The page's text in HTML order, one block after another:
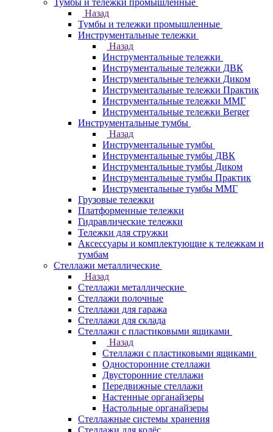
Тумбы и тележки промышленные
Назад
Тумбы и тележки промышленные
Инструментальные тележки
Назад
Инструментальные тележки
Инструментальные тележки ДВК
Инструментальные тележки Диком
Инструментальные тележки Практик
Инструментальные тележки ММГ
Инструментальные тележки Berger
Инструментальные тумбы
Назад
Инструментальные тумбы
Инструментальные тумбы ДВК
Инструментальные тумбы Диком
Инструментальные тумбы Практик
Инструментальные тумбы ММГ
Грузовые тележки
Платформенные тележки
Гидравлические тележки
Тележки для стружки
Аксесcуары и комплектующие к тележкам и
тумбам
Стеллажи металлические
Назад
Стеллажи металлические
Стеллажи полочные
Стеллажи для гаража
Стеллажи для склада
Стеллажи с пластиковыми ящиками
Назад
Стеллажи с пластиковыми ящиками
Односторонние стеллажи
Двусторонние стеллажи
Передвижные стеллажи
Настенные органайзеры
Настольные органайзеры
Стеллажные системы хранения
Стеллажи для колёс